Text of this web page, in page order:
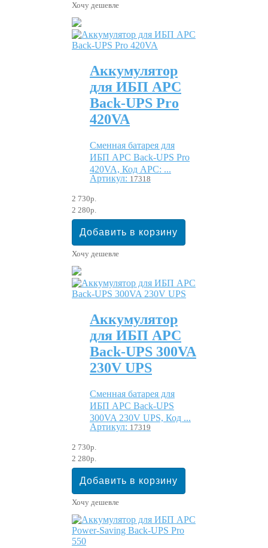
Хочу дешевле
Аккумулятор
для ИБП APC
Back-UPS Pro
420VA
Сменная батарея для
ИБП APC Back-UPS Pro
420VA, Код APC: ...
Артикул: 17318
2 730р.
2 280р.
Хочу дешевле
Аккумулятор
для ИБП APC
Back-UPS 300VA
230V UPS
Сменная батарея для
ИБП APC Back-UPS
300VA 230V UPS, Код ...
Артикул: 17319
2 730р.
2 280р.
Хочу дешевле